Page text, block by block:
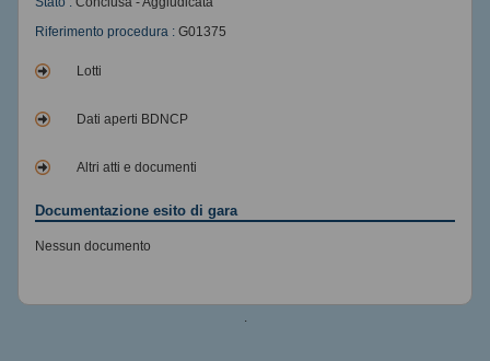
Riferimento procedura : G01375
Lotti
Dati aperti BDNCP
Altri atti e documenti
Documentazione esito di gara
Nessun documento
.